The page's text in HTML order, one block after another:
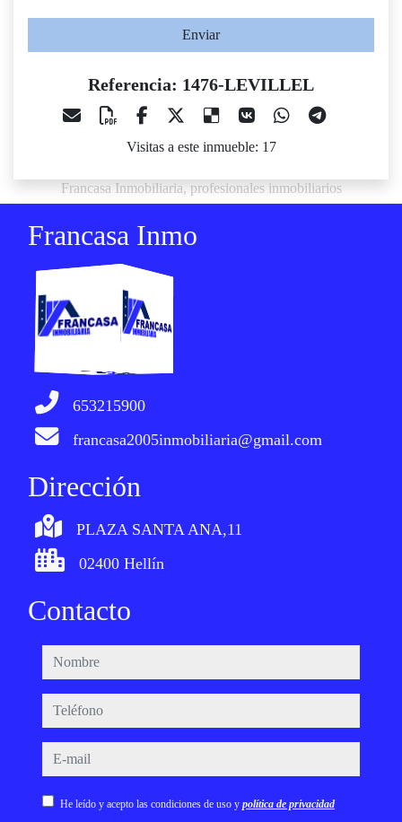
Enviar
Referencia: 1476-LEVILLEL
Visitas a este inmueble: 17
Francasa Inmobiliaria, profesionales inmobiliarios
Francasa Inmo
653215900
francasa2005inmobiliaria@gmail.com
Dirección
PLAZA SANTA ANA,11
02400 Hellín
Contacto
nombre
teléfono
e-mail
He leído y acepto las condiciones de uso y política de privacidad